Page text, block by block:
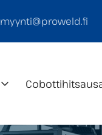
myynti@proweld.fi